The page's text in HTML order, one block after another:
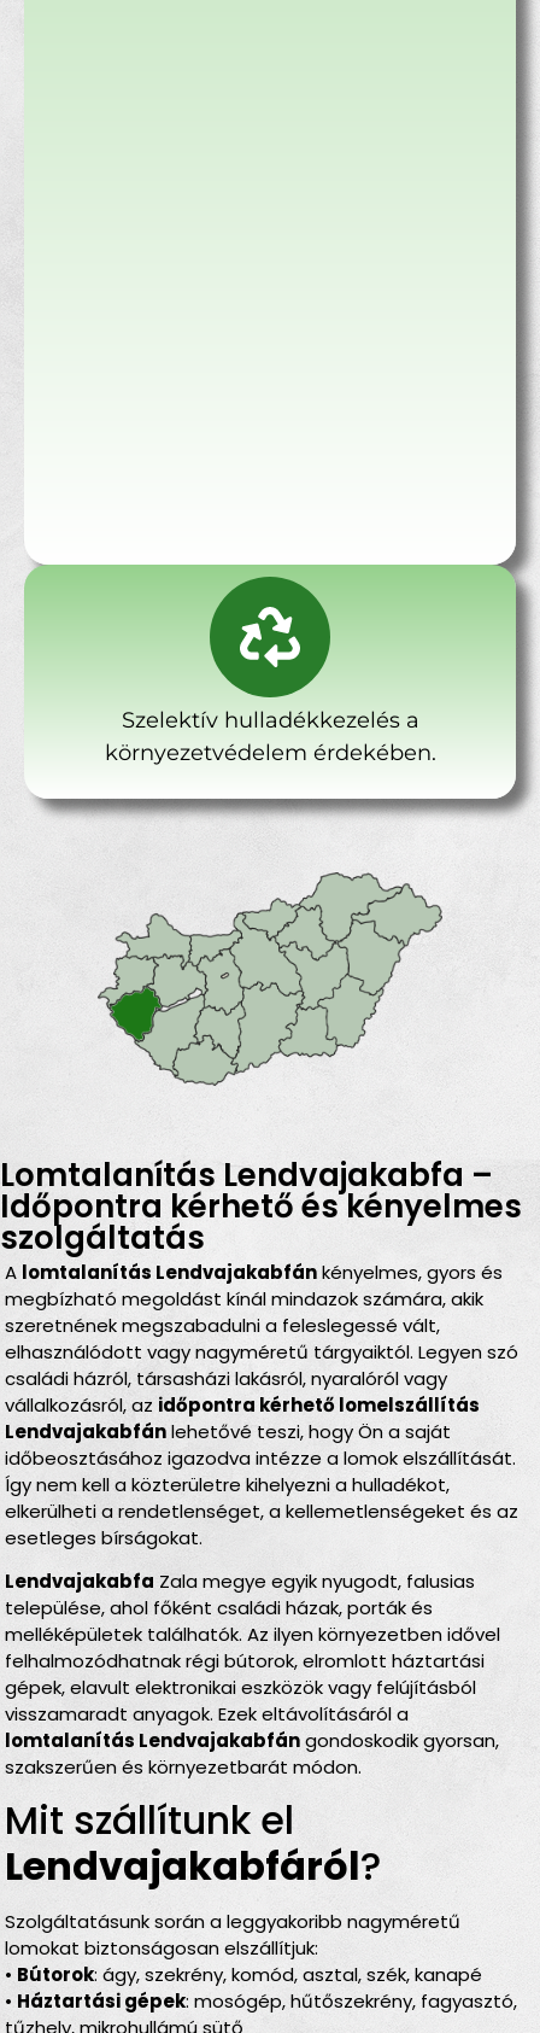
Szelektív hulladékkezelés a
környezetvédelem érdekében.
Lomtalanítás Lendvajakabfa –
Időpontra kérhető és kényelmes
szolgáltatás
A lomtalanítás Lendvajakabfánkényelmes, gyors és
megbízható megoldást kínál mindazok számára, akik
szeretnének megszabadulni a feleslegessé vált,
elhasználódott vagy nagyméretű tárgyaiktól. Legyen szó
családi házról, társasházi lakásról, nyaralóról vagy
vállalkozásról, az időpontra kérhető lomelszállítás
Lendvajakabfánlehetővé teszi, hogy Ön a saját
időbeosztásához igazodva intézze a lomok elszállítását.
Így nem kell a közterületre kihelyezni a hulladékot,
elkerülheti a rendetlenséget, a kellemetlenségeket és az
esetleges bírságokat.
Lendvajakabfa Zala megye egyik nyugodt, falusias
települése, ahol főként családi házak, porták és
melléképületek találhatók. Az ilyen környezetben idővel
felhalmozódhatnak régi bútorok, elromlott háztartási
gépek, elavult elektronikai eszközök vagy felújításból
visszamaradt anyagok. Ezek eltávolításáról a
lomtalanítás Lendvajakabfángondoskodik gyorsan,
szakszerűen és környezetbarát módon.
Mit szállítunk el
Lendvajakabfáról?
Szolgáltatásunk során a leggyakoribb nagyméretű
lomokat biztonságosan elszállítjuk:
• Bútorok: ágy, szekrény, komód, asztal, szék, kanapé
• Háztartási gépek: mosógép, hűtőszekrény, fagyasztó,